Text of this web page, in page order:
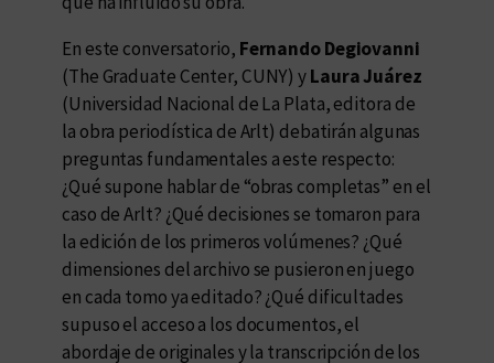
En este conversatorio, Fernando Degiovanni
(The Graduate Center, CUNY) yLaura Juárez
(Universidad Nacional de La Plata, editora de
la obra periodística de Arlt) debatirán algunas
preguntas fundamentales a este respecto:
¿Qué supone hablar de “obras completas” en el
caso de Arlt? ¿Qué decisiones se tomaron para
la edición de los primeros volúmenes? ¿Qué
dimensiones del archivo se pusieron en juego
en cada tomo ya editado? ¿Qué dificultades
supuso el acceso a los documentos, el
abordaje de originales y la transcripción de los